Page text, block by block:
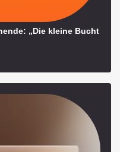
„Die kleine Bucht